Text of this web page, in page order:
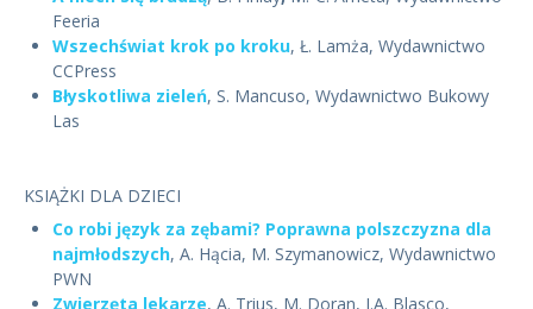
Feeria
Wszechświat krok po kroku, Ł. Lamża, Wydawnictwo
CCPress
Błyskotliwa zieleń, S. Mancuso, Wydawnictwo Bukowy
Las
KSIĄŻKI DLA DZIECI
Co robi język za zębami? Poprawna polszczyzna dla
najmłodszych, A. Hącia, M. Szymanowicz, Wydawnictwo
PWN
Zwierzęta lekarze, A. Trius, M. Doran, J.A. Blasco,